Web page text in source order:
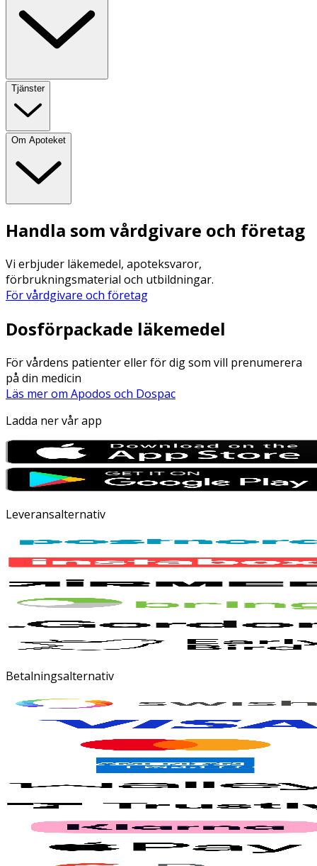
Tjänster
Om Apoteket
Handla som vårdgivare och företag
Vi erbjuder läkemedel, apoteksvaror,
förbrukningsmaterial och utbildningar.
För vårdgivare och företag
Dosförpackade läkemedel
För vårdens patienter eller för dig som vill prenumerera
på din medicin
Läs mer om Apodos och Dospac
Ladda ner vår app
Leveransalternativ
Betalningsalternativ